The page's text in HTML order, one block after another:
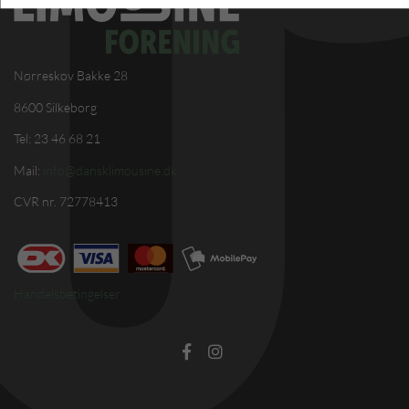
Nørreskov Bakke 28
8600 Silkeborg
Tel: 23 46 68 21
Mail: info@dansklimousine.dk
CVR nr. 72778413
Handelsbetingelser